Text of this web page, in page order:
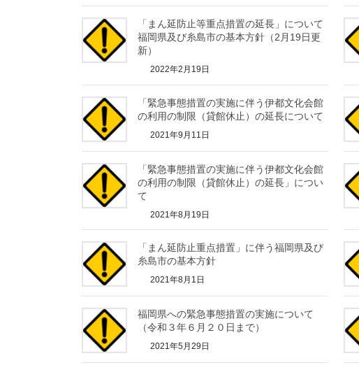
「まん延防止等重点措置の延長」について
福岡県及び糸島市の基本方針（2月19日更
新）
2022年2月19日
「緊急事態措置の実施に伴う伊都文化会館
の利用の制限（貸館休止）の延長について
2021年9月11日
「緊急事態措置の実施に伴う伊都文化会館
の利用の制限（貸館休止）の延長」につい
て
2021年8月19日
「まん延防止重点措置」に伴う福岡県及び
糸島市の基本方針
2021年8月1日
福岡県への緊急事態措置の実施について
（令和３年６月２０日まで）
2021年5月29日